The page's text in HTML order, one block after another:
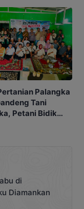
Palangka
Tani
Petani Bidik
di
Diamankan